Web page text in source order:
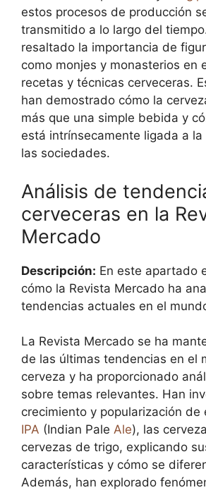
estos procesos de producción
transmitido a lo largo del
resaltado la importancia de
como monjes y monasterios en
recetas y técnicas cerveceras.
han demostrado cómo la
más que una simple bebida y
está intrínsecamente ligada a la
las sociedades.
Análisis de
cerveceras en la
Mercado
Descripción: En este apartado
cómo la Revista Mercado ha
tendencias actuales en el
La Revista Mercado se ha
de las últimas tendencias en el
cerveza y ha proporcionado
sobre temas relevantes. Han
crecimiento y popularización de
IPA (Indian Pale Ale), las
cervezas de trigo, explicando
características y cómo se
Además, han explorado